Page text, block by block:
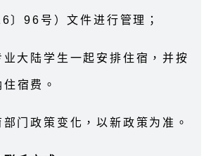
〕96号）文件进行管理；
大陆学生一起安排住宿，并按
宿费。
门政策变化，以新政策为准。